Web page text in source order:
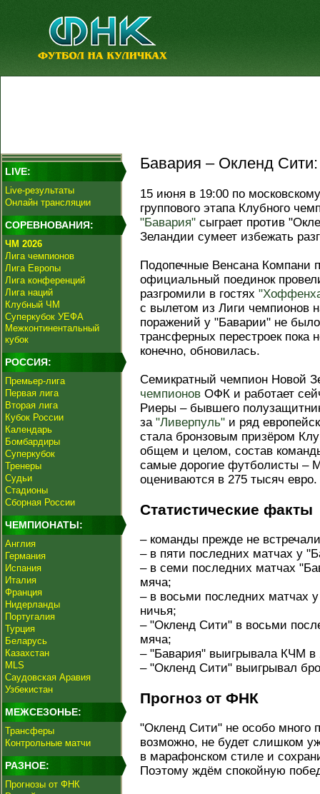
LIVE:
Live-результаты
Онлайн трансляции
СОРЕВНОВАНИЯ:
ЧМ 2026
Лига чемпионов
Лига Европы
Лига конференций
Лига наций
Клубный ЧМ
Суперкубок УЕФА
Межконтинентальный
кубок
РОССИЯ:
Премьер-лига
Первая лига
Вторая лига
Кубок России
Календарь
Бомбардиры
Суперкубок
Тренеры
Судьи
Стадионы
Сборная России
ЧЕМПИОНАТЫ:
Англия
Германия
Испания
Италия
Франция
Нидерланды
Португалия
Турция
Беларусь
Казахстан
MLS
Саудовская Аравия
Узбекистан
МЕЖСЕЗОНЬЕ:
Трансферы
Контрольные матчи
РАЗНОЕ:
Прогнозы от ФНК
Бавария – Окленд
15 июня в 19:00 по
группового этапа Клубного
"Бавария" сыграет против
Зеландии сумеет избежать
Подопечные Венсана Компани
официальный поединок
разгромили в гостях
с вылетом из Лиги чемпионов
поражений у "Баварии" не
трансферных перестроек пока
конечно, обновилась.
Семикратный чемпион Новой
чемпионов ОФК и работает
Риеры – бывшего
за "Ливерпуль" и ряд
стала бронзовым призёром
общем и целом, состав
самые дорогие футболисты –
оцениваются в 275 тысяч евро.
Статистические факты
– команды прежде не
– в пяти последних матчах у
– в семи последних матчах
мяча;
– в восьми последних матчах
ничья;
– "Окленд Сити" в восьми
мяча;
– "Бавария" выигрывала КЧМ в
– "Окленд Сити" выигрывал
Прогноз от ФНК
"Окленд Сити" не особо много
возможно, не будет слишком
в марафонском стиле и
Поэтому ждём спокойную